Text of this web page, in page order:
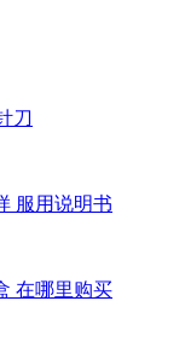
刀
服用说明书
在哪里购买